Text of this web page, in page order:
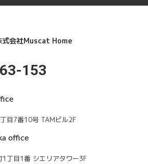
式会社Muscat Home
153
目7番10号 TAMビル2F
office
1丁目1番 シエリアタワー3F